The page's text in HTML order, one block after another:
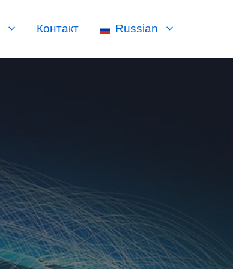
Контакт Russian